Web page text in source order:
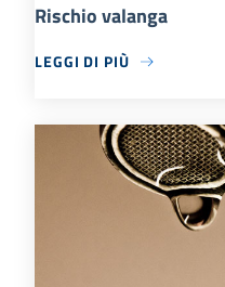
Rischio valanga
LEGGI DI PIÙ